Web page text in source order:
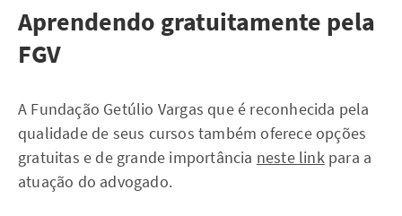
Aprendendo gratuitamente pela
FGV
A Fundação Getúlio Vargas que é reconhecida pela
qualidade de seus cursos também oferece opções
gratuitas e de grande importância neste linkpara a
atuação do advogado.